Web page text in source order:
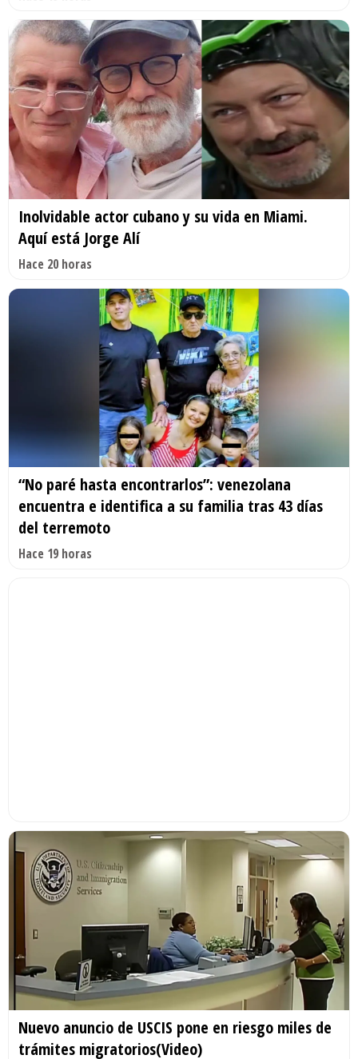
Inolvidable actor cubano y su vida en Miami.
Aquí está Jorge Alí
Hace 20 horas
“No paré hasta encontrarlos”: venezolana
encuentra e identifica a su familia tras 43 días
del terremoto
Hace 19 horas
Nuevo anuncio de USCIS pone en riesgo miles de
trámites migratorios(Video)